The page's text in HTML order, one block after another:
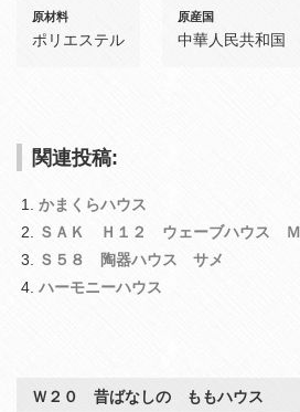
原材料
ポリエステル
原産国
中華人民共和国
関連投稿:
かまくらハウス
ＳＡＫ Ｈ１２ ウェーブハウス Ｍ
Ｓ５８ 陶器ハウス サメ
ハーモニーハウス
Ｗ２０ 昔ばなしの ももハウス